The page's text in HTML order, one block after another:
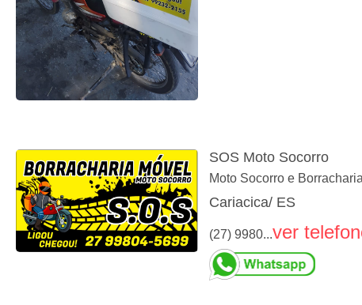
SOS Moto Socorro
Moto Socorro e
Cariacica/ ES
(27) 9980...ver